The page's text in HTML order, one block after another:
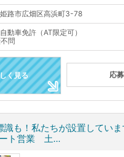
路市広畑区高浜町3-78
動車免許（AT限定可）
問
く見る 応
識も！私たちが設置してい
ト営業 土...